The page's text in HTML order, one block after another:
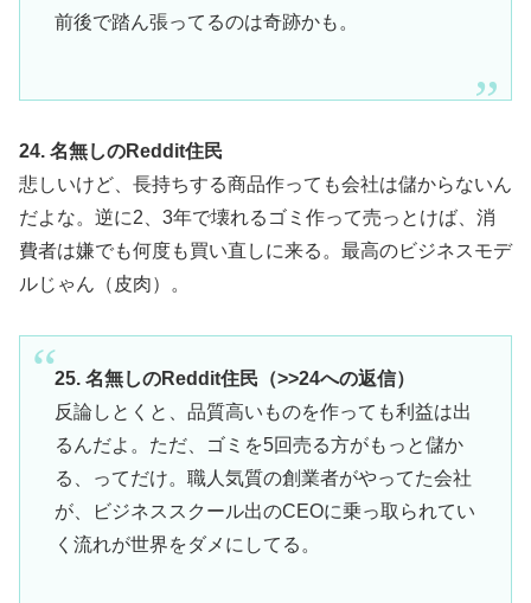
前後で踏ん張ってるのは奇跡かも。
24. 名無しのReddit住民
悲しいけど、長持ちする商品作っても会社は儲からないん
だよな。逆に2、3年で壊れるゴミ作って売っとけば、消
費者は嫌でも何度も買い直しに来る。最高のビジネスモデ
ルじゃん（皮肉）。
25. 名無しのReddit住民（>>24への返信）
反論しとくと、品質高いものを作っても利益は出
るんだよ。ただ、ゴミを5回売る方がもっと儲か
る、ってだけ。職人気質の創業者がやってた会社
が、ビジネススクール出のCEOに乗っ取られてい
く流れが世界をダメにしてる。